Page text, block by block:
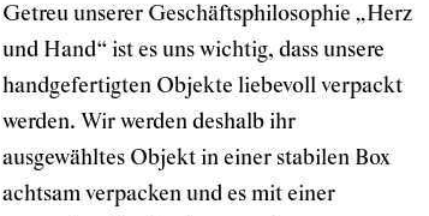
Getreu unserer Geschäftsphilosophie „Herz
und Hand“ ist es uns wichtig, dass unsere
handgefertigten Objekte liebevoll verpackt
werden. Wir werden deshalb ihr
ausgewähltes Objekt in einer stabilen Box
achtsam verpacken und es mit einer